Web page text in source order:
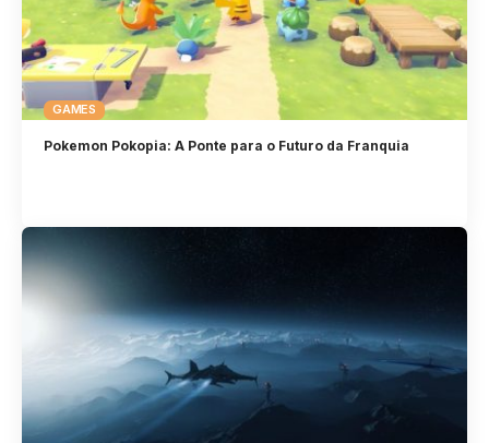
GAMES
Pokemon Pokopia: A Ponte para o Futuro da Franquia